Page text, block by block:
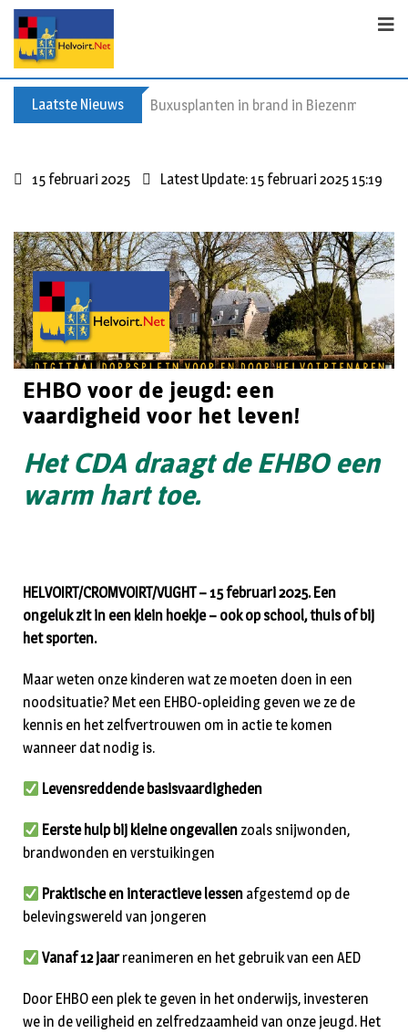
Laatste Nieuws Buxusplanten in brand in Biezenmortel,
15 februari 2025 Latest Update: 15 februari 2025 15:19
EHBO voor de jeugd: een
vaardigheid voor het leven!
Het CDA draagt de EHBO een
warm hart toe.
HELVOIRT/CROMVOIRT/VUGHT – 15 februari 2025. Een
ongeluk zit in een klein hoekje – ook op school, thuis of bij
het sporten.
Maar weten onze kinderen wat ze moeten doen in een
noodsituatie? Met een EHBO-opleiding geven we ze de
kennis en het zelfvertrouwen om in actie te komen
wanneer dat nodig is.
Levensreddende basisvaardigheden
Eerste hulp bij kleine ongevallen zoals snijwonden,
brandwonden en verstuikingen
Praktische en interactieve lessen afgestemd op de
belevingswereld van jongeren
Vanaf 12 jaarreanimeren en het gebruik van een AED
Door EHBO een plek te geven in het onderwijs, investeren
we in de veiligheid en zelfredzaamheid van onze jeugd. Het